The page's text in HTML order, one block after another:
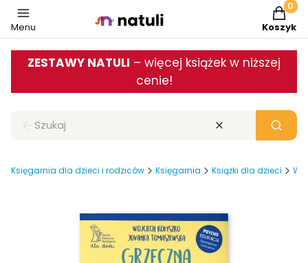
Menu Koszyk
ZESTAWY NATULI – więcej książek w niższej
cenie!
Zamknij wyszukiwarkę Wyczyść Szukaj
Księgarnia dla dzieci i rodziców Księgarnia Książki dla dzieci